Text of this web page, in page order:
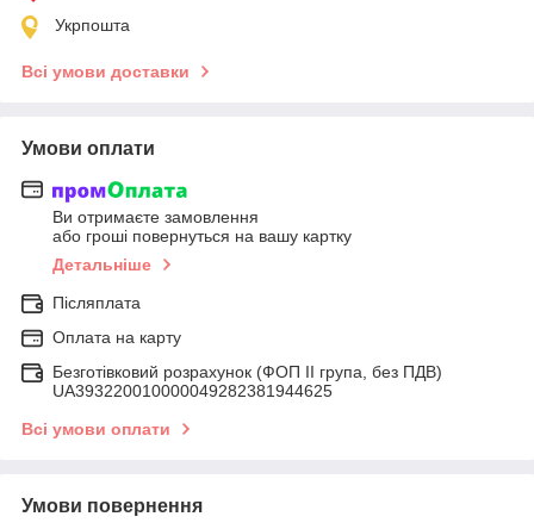
Укрпошта
Всі умови доставки
Умови оплати
Ви отримаєте замовлення
або гроші повернуться на вашу картку
Детальніше
Післяплата
Оплата на карту
Безготівковий розрахунок (ФОП ІІ група, без ПДВ)
UA393220010000049282381944625
Всі умови оплати
Умови повернення